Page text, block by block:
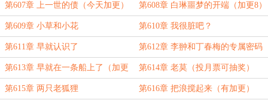
第607章 上一世的债（今天加更） 第608章 白琳噩梦的开端（加更8）
第609章 小草和小花 第610章 我很脏吧？
第611章 早就认识了 第612章 李翀和丁春梅的专属密码
（今日加更）
第613章 早就在一条船上了（加更
9）
第614章 老莫（投月票可抽奖）
第615章 两只老狐狸 第616章 把浪搅起来（有加更）